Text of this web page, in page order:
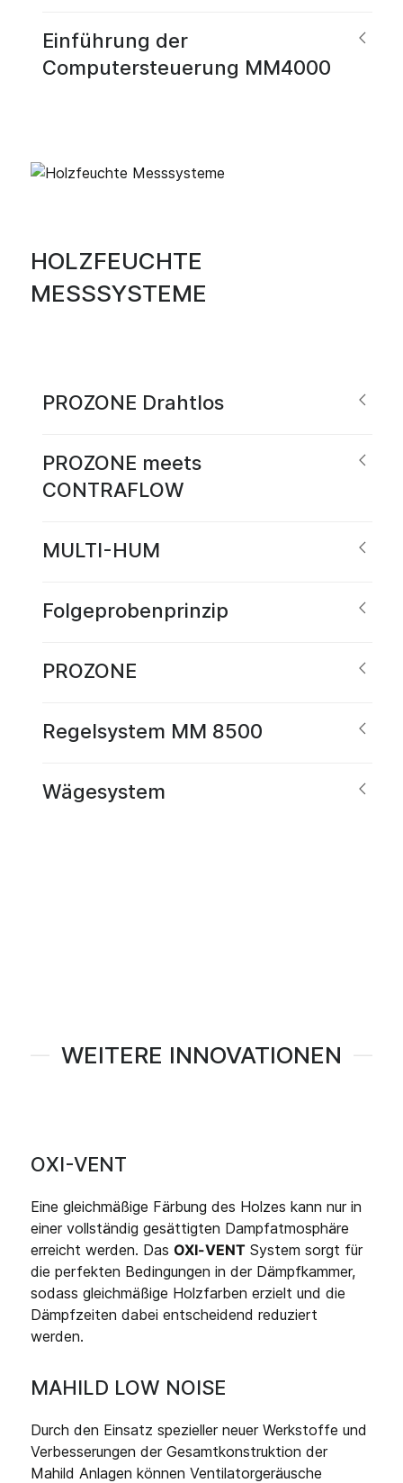
Einführung der
Computersteuerung MM4000
HOLZFEUCHTE
MESSSYSTEME
PROZONE Drahtlos
PROZONE meets
CONTRAFLOW
MULTI-HUM
Folgeprobenprinzip
PROZONE
Regelsystem MM 8500
Wägesystem
WEITERE INNOVATIONEN
OXI-VENT
Eine gleichmäßige Färbung des Holzes kann nur in
einer vollständig gesättigten Dampfatmosphäre
erreicht werden. Das OXI-VENT System sorgt für
die perfekten Bedingungen in der Dämpfkammer,
sodass gleichmäßige Holzfarben erzielt und die
Dämpfzeiten dabei entscheidend reduziert
werden.
MAHILD LOW NOISE
Durch den Einsatz spezieller neuer Werkstoffe und
Verbesserungen der Gesamtkonstruktion der
Mahild Anlagen können Ventilatorgeräusche